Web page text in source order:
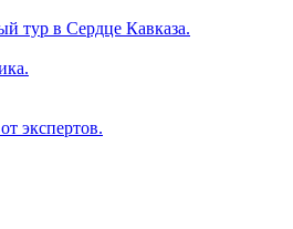
тур в Сердце Кавказа.
экспертов.